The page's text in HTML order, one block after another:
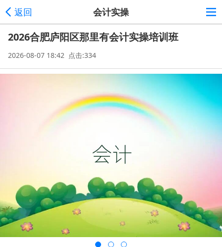
返回 会计实操
2026合肥庐阳区那里有会计实操培训班
2026-08-07 18:42 点击:334